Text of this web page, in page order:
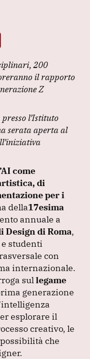
ai
l
200
il rapporto
Z
l’Istituto
serata aperta al
come
di
per i
della17esima
annuale a
Design di Roma,
studenti
con
internazionale.
sul legame
generazione
esplorare il
creativo, le
che